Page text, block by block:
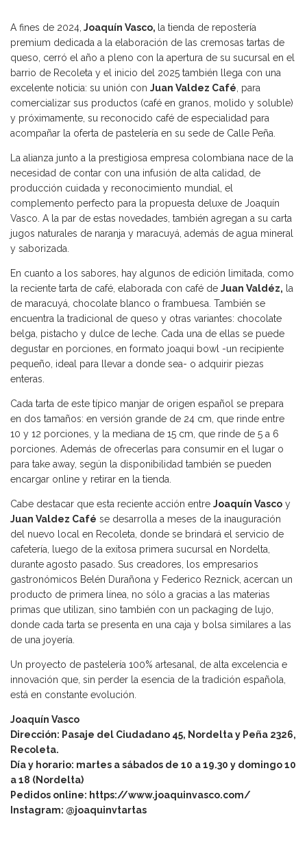
A fines de 2024, Joaquín Vasco, la tienda de repostería
premium dedicada a la elaboración de las cremosas tartas de
queso, cerró el año a pleno con la apertura de su sucursal en el
barrio de Recoleta y el inicio del 2025 también llega con una
excelente noticia: su unión con Juan Valdez Café , para
comercializar sus productos (café en granos, molido y soluble)
y próximamente, su reconocido café de especialidad para
acompañar la oferta de pastelería en su sede de Calle Peña.
La alianza junto a la prestigiosa empresa colombiana nace de la
necesidad de contar con una infusión de alta calidad, de
producción cuidada y reconocimiento mundial, el
complemento perfecto para la propuesta deluxe de Joaquín
Vasco. A la par de estas novedades, también agregan a su carta
jugos naturales de naranja y maracuyá, además de agua mineral
y saborizada.
En cuanto a los sabores, hay algunos de edición limitada, como
la reciente tarta de café, elaborada con café de Juan Valdéz, la
de maracuyá, chocolate blanco o frambuesa. También se
encuentra la tradicional de queso y otras variantes: chocolate
belga, pistacho y dulce de leche. Cada una de ellas se puede
degustar en porciones, en formato joaqui bowl -un recipiente
pequeño, ideal para llevar a donde sea- o adquirir piezas
enteras.
Cada tarta de este típico manjar de origen español se prepara
en dos tamaños: en versión grande de 24 cm, que rinde entre
10 y 12 porciones, y la mediana de 15 cm, que rinde de 5 a 6
porciones. Además de ofrecerlas para consumir en el lugar o
para take away, según la disponibilidad también se pueden
encargar online y retirar en la tienda.
Cabe destacar que esta reciente acción entre Joaquín Vasco y
Juan Valdez Café se desarrolla a meses de la inauguración
del nuevo local en Recoleta, donde se brindará el servicio de
cafetería, luego de la exitosa primera sucursal en Nordelta,
durante agosto pasado. Sus creadores, los empresarios
gastronómicos Belén Durañona y Federico Reznick, acercan un
producto de primera línea, no sólo a gracias a las materias
primas que utilizan, sino también con un packaging de lujo,
donde cada tarta se presenta en una caja y bolsa similares a las
de una joyería.
Un proyecto de pastelería 100% artesanal, de alta excelencia e
innovación que, sin perder la esencia de la tradición española,
está en constante evolución.
Joaquín Vasco
Dirección: Pasaje del Ciudadano 45, Nordelta y Peña 2326,
Recoleta.
Día y horario: martes a sábados de 10 a 19.30 y domingo 10
a 18 (Nordelta)
Pedidos online: https://www.joaquinvasco.com/
Instagram: @joaquinvtartas